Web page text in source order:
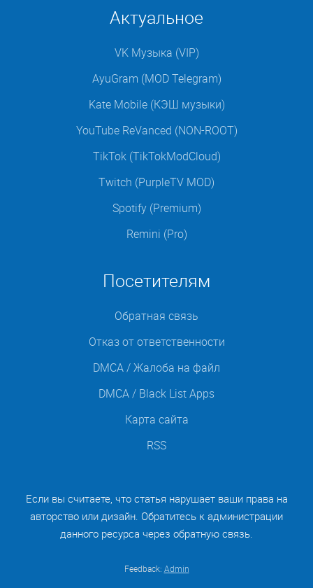
Актуальное
VK Музыка (VIP)
AyuGram (MOD Telegram)
Kate Mobile (КЭШ музыки)
YouTube ReVanced (NON-ROOT)
TikTok (TikTokModCloud)
Twitch (PurpleTV MOD)
Spotify (Premium)
Remini (Pro)
Посетителям
Обратная связь
Отказ от ответственности
DMCA / Жалоба на файл
DMCA / Black List Apps
Карта сайта
RSS
Если вы считаете, что статья нарушает ваши права на
авторство или дизайн. Обратитесь к администрации
данного ресурса через обратную связь.
Feedback: Admin